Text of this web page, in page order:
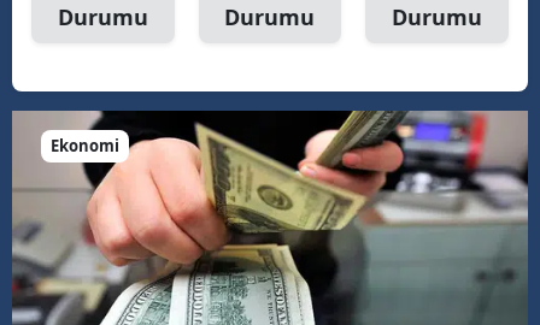
Durumu
Durumu
Durumu
Ekonomi